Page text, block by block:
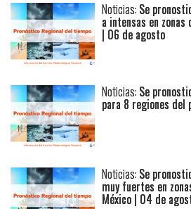
Noticias: Se
a intensas en
| 06 de agosto
Noticias: Se
para 8 regiones
Noticias: Se
muy fuertes en
México | 04 de